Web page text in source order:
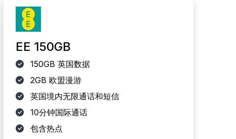
EE 150GB
150GB 英国数据
2GB 欧盟漫游
英国境内无限通话和短信
10分钟国际通话
包含热点